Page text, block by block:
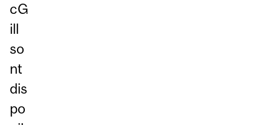
cG
ill
so
nt
dis
po